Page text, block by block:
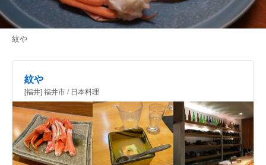
紋や
紋や
[福井] 福井市 / 日本料理